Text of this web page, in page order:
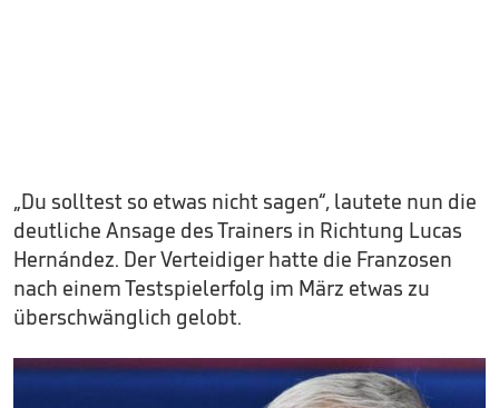
„Du solltest so etwas nicht sagen“, lautete nun die
deutliche Ansage des Trainers in Richtung Lucas
Hernández. Der Verteidiger hatte die Franzosen
nach einem Testspielerfolg im März etwas zu
überschwänglich gelobt.